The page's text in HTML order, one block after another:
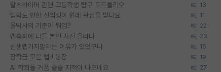
알츠하이머 관련 고등학생 탐구 포트폴리오 13
입학도 안한 신입생이 원래 관심을 받나요 11
물박사의 기준이 뭐임? 22
랩홈피에 다들 본인 사진 올리냐 23
신생랩가지말라는 이유가 있었구나 16
장학금 모은 랩비통장 19
AI 학회들 거품 슬슬 지적이 나오네요 27